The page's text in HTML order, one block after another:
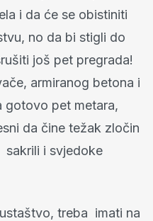
i da će se obistiniti
no da bi stigli do
još pet pregrada!
armiranog betona i
gotovo pet metara,
da čine težak zločin
sakrili i svjedoke
treba imati na